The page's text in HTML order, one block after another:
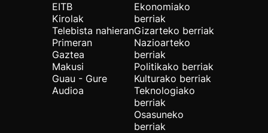
EITB
Kirolak
Telebista nahieran
Primeran
Gaztea
Makusi
Guau - Gure
Audioa
Ekonomiako
berriak
Gizarteko berriak
Nazioarteko
berriak
Politikako berriak
Kulturako berriak
Teknologiako
berriak
Osasuneko
berriak